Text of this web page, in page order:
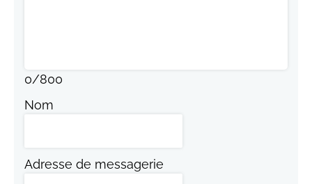
0/800
Nom
Adresse de messagerie